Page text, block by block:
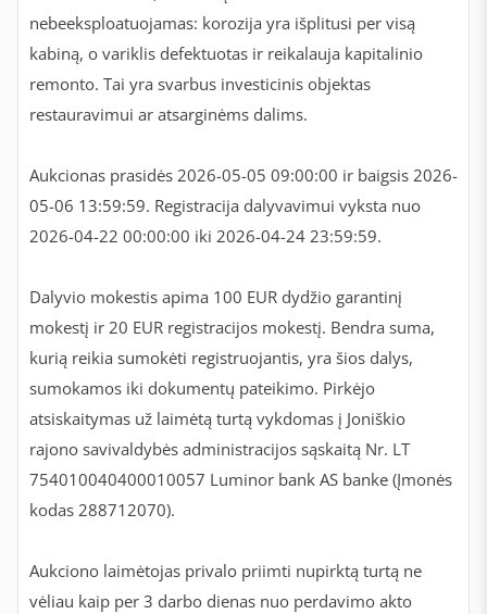
nebeeksploatuojamas: korozija yra išplitusi per visą
kabiną, o variklis defektuotas ir reikalauja kapitalinio
remonto. Tai yra svarbus investicinis objektas
restauravimui ar atsarginėms dalims.
Aukcionas prasidės 2026-05-05 09:00:00 ir baigsis 2026-
05-06 13:59:59. Registracija dalyvavimui vyksta nuo
2026-04-22 00:00:00 iki 2026-04-24 23:59:59.
Dalyvio mokestis apima 100 EUR dydžio garantinį
mokestį ir 20 EUR registracijos mokestį. Bendra suma,
kurią reikia sumokėti registruojantis, yra šios dalys,
sumokamos iki dokumentų pateikimo. Pirkėjo
atsiskaitymas už laimėtą turtą vykdomas į Joniškio
rajono savivaldybės administracijos sąskaitą Nr. LT
754010040400010057 Luminor bank AS banke (Įmonės
kodas 288712070).
Aukciono laimėtojas privalo priimti nupirktą turtą ne
vėliau kaip per 3 darbo dienas nuo perdavimo akto